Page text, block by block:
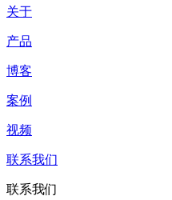
关于
产品
博客
案例
视频
联系我们
联系我们